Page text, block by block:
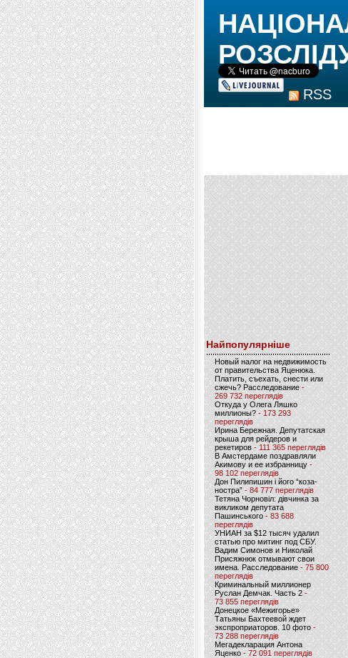
RSS
Найпопулярніше
Новый налог на недвижимость
от правительства Яценюка.
Платить, съехать, снести или
сжечь? Расследование-
269 732 переглядів
Откуда у Олега Ляшко
миллионы? - 173 293
переглядів
Ирина Бережная. Депутатская
крыша для рейдеров и
рекетиров - 111 365 переглядів
В Амстердаме поздравляли
Акимову и ее избранницу -
98 102 переглядів
Дон Пилипишин і його “коза-
ностра” - 84 777 переглядів
Тетяна Чорновіл: дівчинка за
викликом депутата
Пашинського- 83 688
переглядів
УНИАН за $12 тысяч удалил
статью про митинг под СБУ.
Вадим Симонов и Николай
Присяжнюк отмывают свои
имена. Расследование - 75 800
переглядів
Криминальный миллионер
Руслан Демчак. Часть 2-
73 855 переглядів
Донецкое «Межигорье»
Татьяны Бахтеевой ждет
экспроприаторов. 10 фото -
73 288 переглядів
Мегадекларация Антона
Яценко - 72 091 переглядів